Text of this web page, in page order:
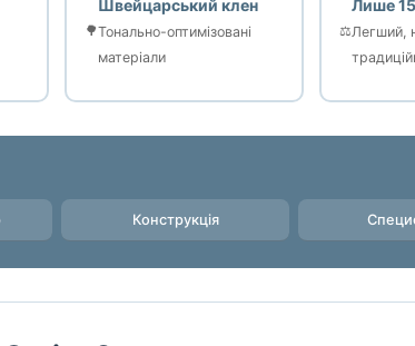
🌳
Швейцарський клен
Тонально-оптимізовані
матеріали
⚖️
Лише
Легший,
Конструкція